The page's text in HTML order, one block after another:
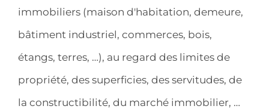
immobiliers (maison d'habitation, demeure,
bâtiment industriel, commerces, bois,
étangs, terres, …), au regard des limites de
propriété, des superficies, des servitudes, de
la constructibilité, du marché immobilier, …